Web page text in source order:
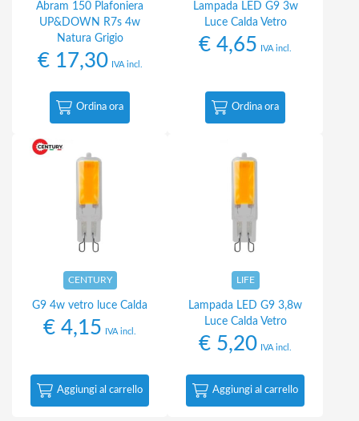
Abram 150 Plafoniera
UP&DOWN R7s 4w
Natura Grigio
€17,30 IVA incl.
Ordina ora
Lampada LED G9 3w
Luce Calda Vetro
€ 4,65 IVA incl.
Ordina ora
CENTURY
G9 4w vetro luce Calda
€ 4,15 IVA incl.
Aggiungi al carrello
LIFE
Lampada LED G9 3,8w
Luce Calda Vetro
€ 5,20 IVA incl.
Aggiungi al carrello